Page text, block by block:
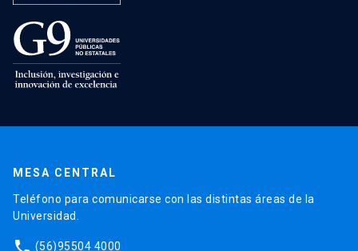
MESA CENTRAL
Teléfono para comunicarse con las distintas áreas de la
Universidad.
(56)95504 4000